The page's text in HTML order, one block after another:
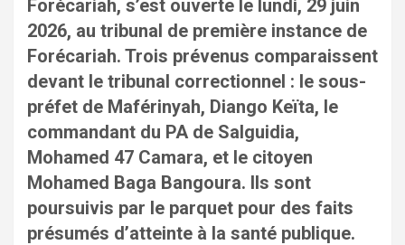
Forécariah, s’est ouverte le lundi, 29 juin
2026, au tribunal de première instance de
Forécariah. Trois prévenus comparaissent
devant le tribunal correctionnel : le sous-
préfet de Maférinyah, Diango Keïta, le
commandant du PA de Salguidia,
Mohamed 47 Camara, et le citoyen
Mohamed Baga Bangoura. Ils sont
poursuivis par le parquet pour des faits
présumés d’atteinte à la santé publique.